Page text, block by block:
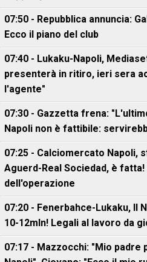
07:50 - Repubblica annuncia:
Ecco il piano del club
07:40 - Lukaku-Napoli,
presenterà in ritiro, ieri sera
l'agente"
07:30 - Gazzetta frena:
Napoli non è fattibile:
07:25 - Calciomercato Napoli,
Aguerd-Real Sociedad, è
dell'operazione
07:20 - Fenerbahce-Lukaku, ll
10-12mln! Legali al lavoro da
07:17 - Mazzocchi: "Mio padre